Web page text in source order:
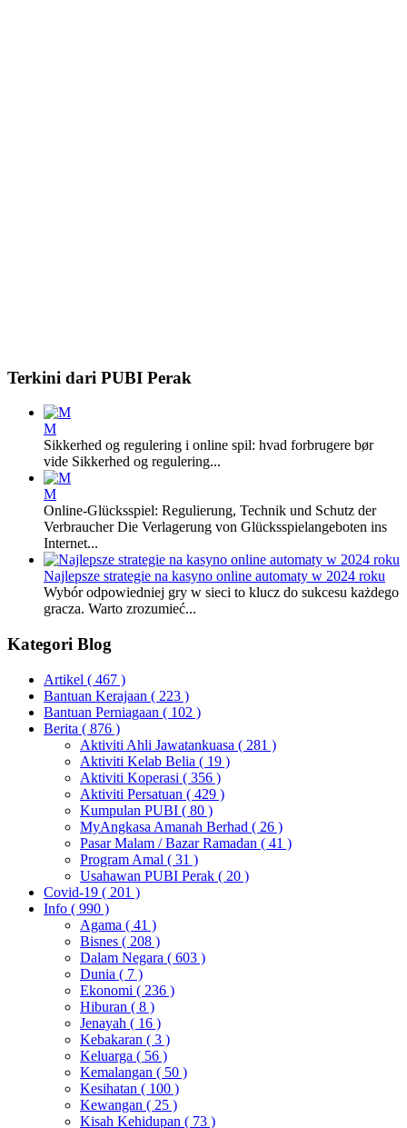
Terkini dari PUBI Perak
M
Sikkerhed og regulering i online spil: hvad forbrugere bør
vide Sikkerhed og regulering...
M
Online-Glücksspiel: Regulierung, Technik und Schutz der
Verbraucher Die Verlagerung von Glücksspielangeboten ins
Internet...
Najlepsze strategie na kasyno online automaty w 2024 roku
Wybór odpowiedniej gry w sieci to klucz do sukcesu każdego
gracza. Warto zrozumieć...
Kategori Blog
Artikel ( 467 )
Bantuan Kerajaan ( 223 )
Bantuan Perniagaan ( 102 )
Berita ( 876 )
Aktiviti Ahli Jawatankuasa ( 281 )
Aktiviti Kelab Belia ( 19 )
Aktiviti Koperasi ( 356 )
Aktiviti Persatuan ( 429 )
Kumpulan PUBI ( 80 )
MyAngkasa Amanah Berhad ( 26 )
Pasar Malam / Bazar Ramadan ( 41 )
Program Amal ( 31 )
Usahawan PUBI Perak ( 20 )
Covid-19 ( 201 )
Info ( 990 )
Agama ( 41 )
Bisnes ( 208 )
Dalam Negara ( 603 )
Dunia ( 7 )
Ekonomi ( 236 )
Hiburan ( 8 )
Jenayah ( 16 )
Kebakaran ( 3 )
Keluarga ( 56 )
Kemalangan ( 50 )
Kesihatan ( 100 )
Kewangan ( 25 )
Kisah Kehidupan ( 73 )